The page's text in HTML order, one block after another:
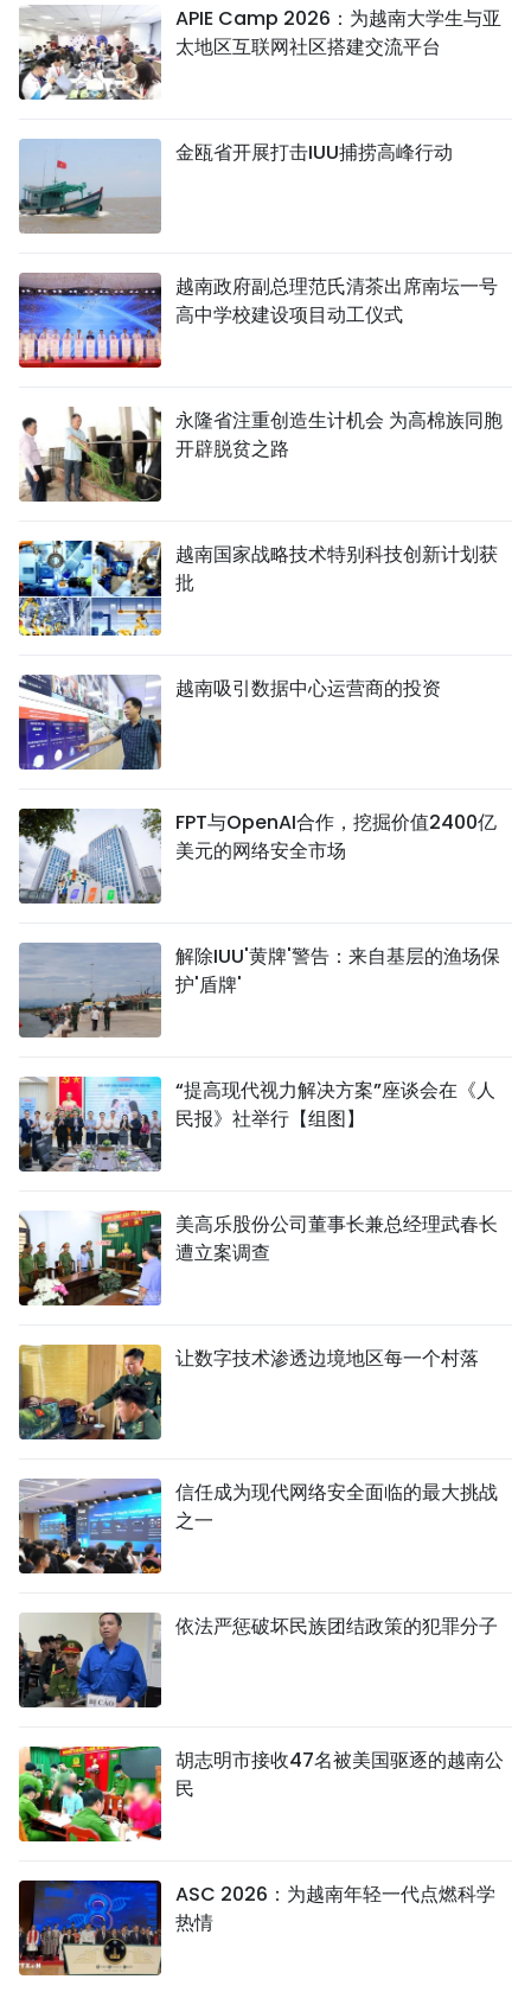
APIE Camp 2026：为越南大学生与亚
太地区互联网社区搭建交流平台
金瓯省开展打击IUU捕捞高峰行动
越南政府副总理范氏清茶出席南坛一号
高中学校建设项目动工仪式
永隆省注重创造生计机会 为高棉族同胞
开辟脱贫之路
越南国家战略技术特别科技创新计划获
批
越南吸引数据中心运营商的投资
FPT与OpenAI合作，挖掘价值2400亿
美元的网络安全市场
解除IUU'黄牌'警告：来自基层的渔场保
护'盾牌'
“提高现代视力解决方案”座谈会在《人
民报》社举行【组图】
美高乐股份公司董事长兼总经理武春长
遭立案调查
让数字技术渗透边境地区每一个村落
信任成为现代网络安全面临的最大挑战
之一
依法严惩破坏民族团结政策的犯罪分子
胡志明市接收47名被美国驱逐的越南公
民
ASC 2026：为越南年轻一代点燃科学
热情